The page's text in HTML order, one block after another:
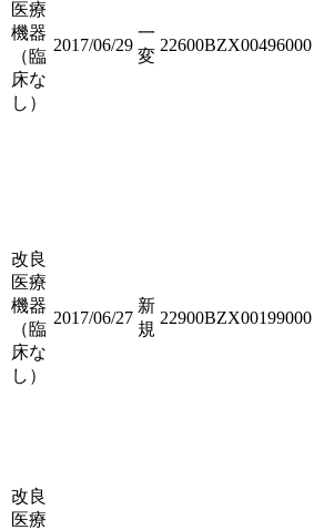
医療
機器
（臨
床な
し）
2017/06/29
一
変
22600BZX00496000
改良
医療
機器
（臨
床な
し）
2017/06/27
新
規
22900BZX00199000
改良
医療